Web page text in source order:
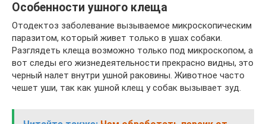
Особенности ушного клеща
Отодектоз заболевание вызываемое микроскопическим
паразитом, который живет только в ушах собаки.
Разглядеть клеща возможно только под микроскопом, а
вот следы его жизнедеятельности прекрасно видны, это
черный налет внутри ушной раковины. Животное часто
чешет уши, так как ушной клещ у собак вызывает зуд.